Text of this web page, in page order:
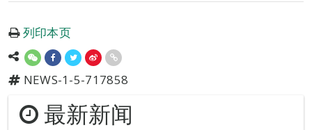
列印本页
NEWS-1-5-717858
最新新闻